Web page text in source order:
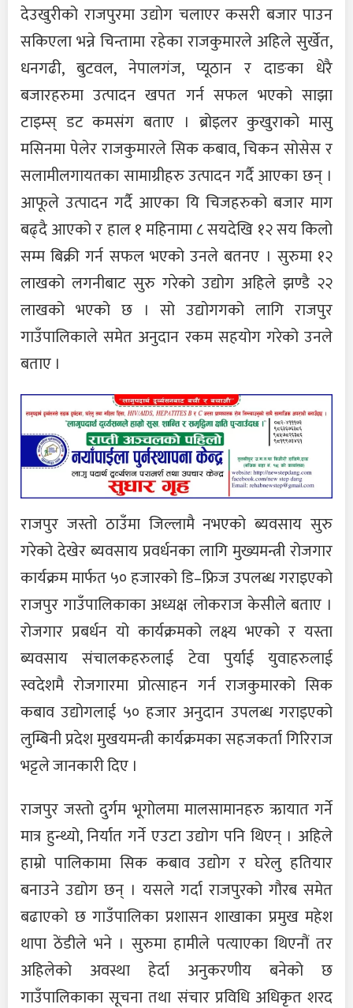
देउखुरीको राजपुरमा उद्योग चलाएर कसरी बजार पाउन
सकिएला भन्ने चिन्तामा रहेका राजकुमारले अहिले सुर्खेत,
धनगढी, बुटवल, नेपालगंज, प्यूठान र दाङका धेरै
बजारहरुमा उत्पादन खपत गर्न सफल भएको साझा
टाइम्स् डट कमसंग बताए । ब्रोइलर कुखुराको मासु
मसिनमा पेलेर राजकुमारले सिक कबाव, चिकन सोसेस र
सलामीलगायतका सामाग्रीहरु उत्पादन गर्दै आएका छन् ।
आफूले उत्पादन गर्दै आएका यि चिजहरुको बजार माग
बढ्दै आएको र हाल १ महिनामा ८ सयदेखि १२ सय किलो
सम्म बिक्री गर्न सफल भएको उनले बतनए । सुरुमा १२
लाखको लगनीबाट सुरु गरेको उद्योग अहिले झण्डै २२
लाखको भएको छ । सो उद्योगगको लागि राजपुर
गाउँपालिकाले समेत अनुदान रकम सहयोग गरेको उनले
बताए ।
राजपुर जस्तो ठाउँमा जिल्लामै नभएको ब्यवसाय सुरु
गरेको देखेर ब्यवसाय प्रवर्धनका लागि मुख्यमन्त्री रोजगार
कार्यक्रम मार्फत ५० हजारको डि–फ्रिज उपलब्ध गराइएको
राजपुर गाउँपालिकाका अध्यक्ष लोकराज केसीले बताए ।
रोजगार प्रबर्धन यो कार्यक्रमको लक्ष्य भएको र यस्ता
ब्यवसाय संचालकहरुलाई टेवा पुर्याई युवाहरुलाई
स्वदेशमै रोजगारमा प्रोत्साहन गर्न राजकुमारको सिक
कबाव उद्योगलाई ५० हजार अनुदान उपलब्ध गराइएको
लुम्बिनी प्रदेश मुखयमन्त्री कार्यक्रमका सहजकर्ता गिरिराज
भट्टले जानकारी दिए ।
राजपुर जस्तो दुर्गम भूगोलमा मालसामानहरु ऋायात गर्ने
मात्र हुन्थ्यो, निर्यात गर्ने एउटा उद्योग पनि थिएन् । अहिले
हाम्रो पालिकामा सिक कबाव उद्योग र घरेलु हतियार
बनाउने उद्योग छन् । यसले गर्दा राजपुरको गौरब समेत
बढाएको छ गाउँपालिका प्रशासन शाखाका प्रमुख महेश
थापा ठेंडीले भने । सुरुमा हामीले पत्याएका थिएनौं तर
अहिलेको अवस्था हेर्दा अनुकरणीय बनेको छ
गाउँपालिकाका सूचना तथा संचार प्रविधि अधिकृत शरद